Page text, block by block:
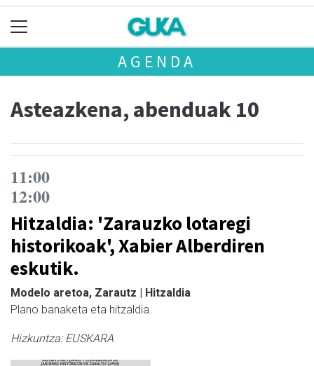
AGENDA
Asteazkena, abenduak 10
11:00
12:00
Hitzaldia: 'Zarauzko lotaregi
historikoak', Xabier Alberdiren
eskutik.
Modelo aretoa, Zarautz | Hitzaldia
Plano banaketa eta hitzaldia.
Hizkuntza:EUSKARA